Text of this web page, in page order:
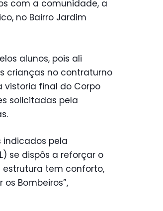
com a comunidade, a
no Bairro Jardim
alunos, pois ali
crianças no contraturno
vistoria final do Corpo
solicitadas pela
indicados pela
se dispôs a reforçar o
estrutura tem conforto,
Bombeiros”,